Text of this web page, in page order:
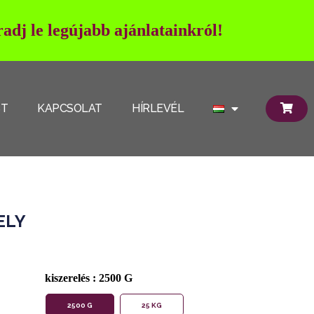
le legújabb ajánlatainkról!
KAPCSOLAT HÍRLEVÉL
kiszerelés : 2500 G
2500 G 25 KG